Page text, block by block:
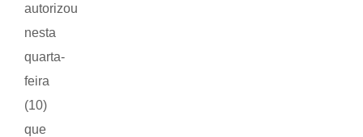
autorizou
nesta
quarta-
feira
(10)
que